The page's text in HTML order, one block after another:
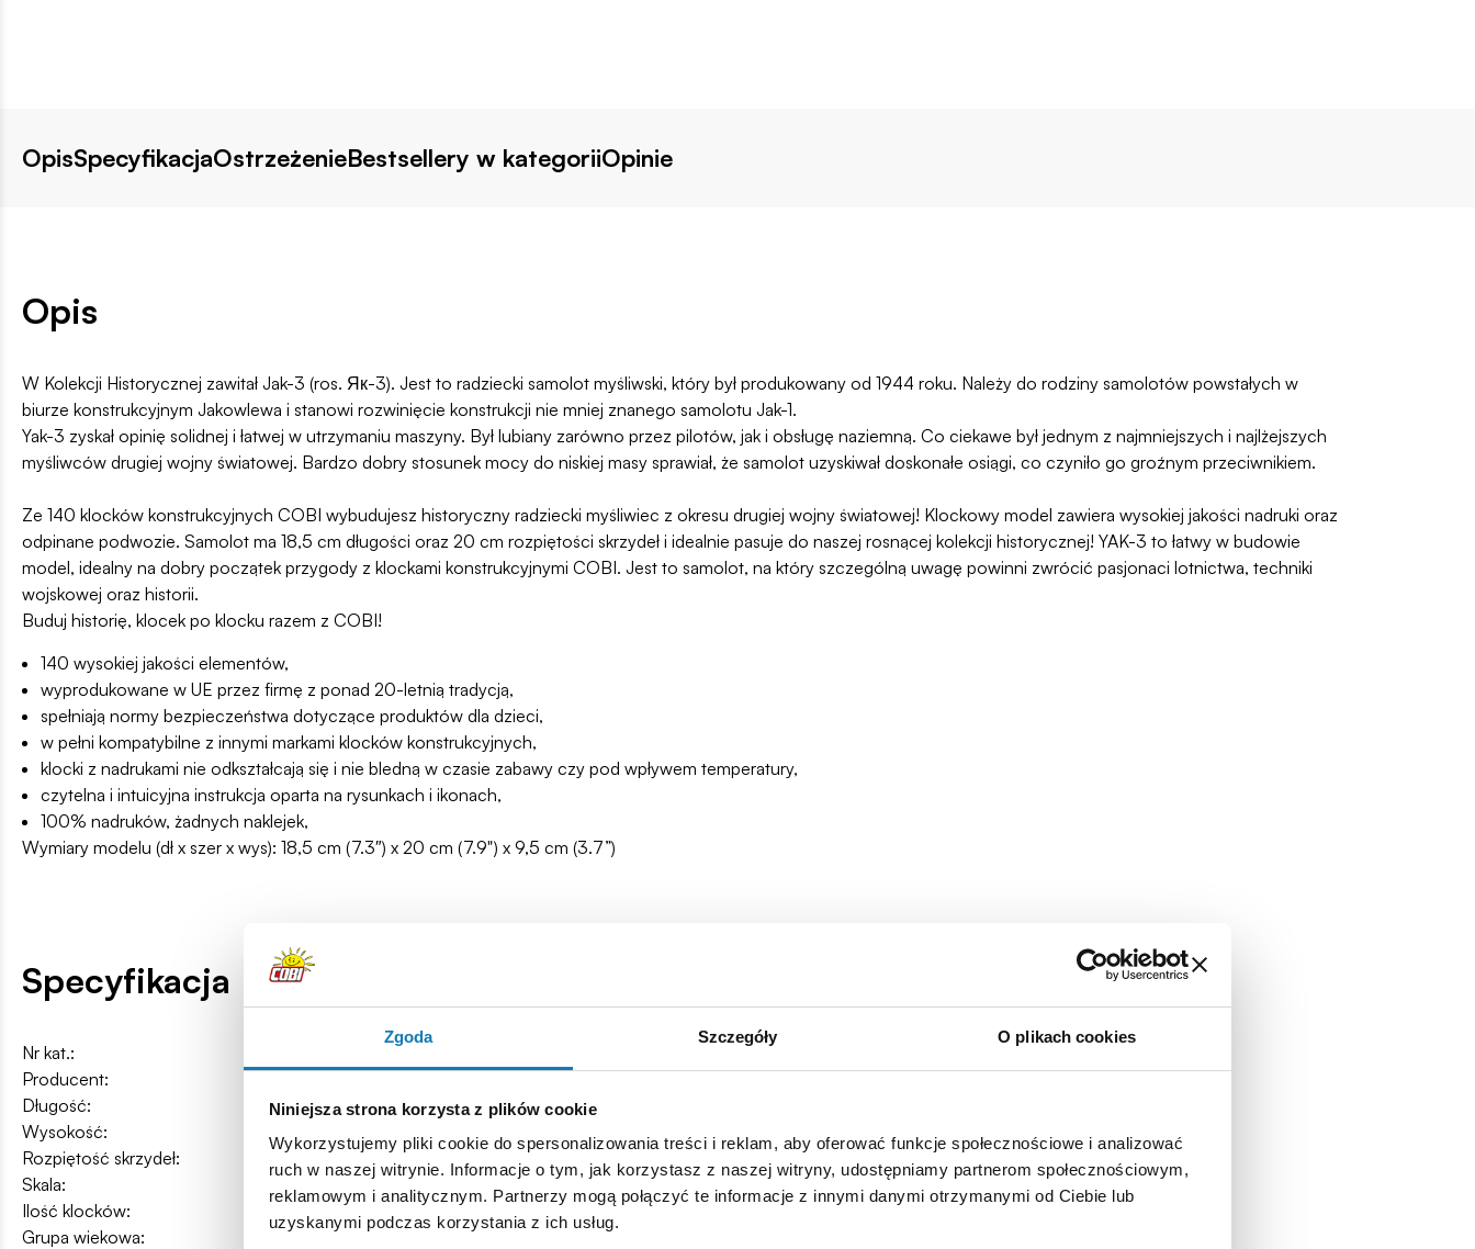
Zgoda Szczegóły O plikach cookies
Niniejsza strona korzysta z plików cookie
Wykorzystujemy pliki cookie do spersonalizowania treści i reklam, aby oferować funkcje społecznościowe i analizować
ruch w naszej witrynie. Informacje o tym, jak korzystasz z naszej witryny, udostępniamy partnerom społecznościowym,
reklamowym i analitycznym. Partnerzy mogą połączyć te informacje z innymi danymi otrzymanymi od Ciebie lub
uzyskanymi podczas korzystania z ich usług.
OpisSpecyfikacjaOstrzeżenieBestsellery w kategoriiOpinie
Opis
W Kolekcji Historycznej zawitał Jak-3 (ros. Як-3). Jest to radziecki samolot myśliwski, który był produkowany od 1944 roku. Należy do rodziny samolotów powstałych w
biurze konstrukcyjnym Jakowlewa i stanowi rozwinięcie konstrukcji nie mniej znanego samolotu Jak-1.
Yak-3 zyskał opinię solidnej i łatwej w utrzymaniu maszyny. Był lubiany zarówno przez pilotów, jak i obsługę naziemną. Co ciekawe był jednym z najmniejszych i najlżejszych
myśliwców drugiej wojny światowej. Bardzo dobry stosunek mocy do niskiej masy sprawiał, że samolot uzyskiwał doskonałe osiągi, co czyniło go groźnym przeciwnikiem.
Ze 140 klocków konstrukcyjnych COBI wybudujesz historyczny radziecki myśliwiec z okresu drugiej wojny światowej! Klockowy model zawiera wysokiej jakości nadruki oraz
odpinane podwozie. Samolot ma 18,5 cm długości oraz 20 cm rozpiętości skrzydeł i idealnie pasuje do naszej rosnącej kolekcji historycznej! YAK-3 to łatwy w budowie
model, idealny na dobry początek przygody z klockami konstrukcyjnymi COBI. Jest to samolot, na który szczególną uwagę powinni zwrócić pasjonaci lotnictwa, techniki
wojskowej oraz historii.
Buduj historię, klocek po klocku razem z COBI!
140 wysokiej jakości elementów,
wyprodukowane w UE przez firmę z ponad 20-letnią tradycją,
spełniają normy bezpieczeństwa dotyczące produktów dla dzieci,
w pełni kompatybilne z innymi markami klocków konstrukcyjnych,
klocki z nadrukami nie odkształcają się i nie bledną w czasie zabawy czy pod wpływem temperatury,
czytelna i intuicyjna instrukcja oparta na rysunkach i ikonach,
100% nadruków, żadnych naklejek,
Wymiary modelu (dł x szer x wys): 18,5 cm (7.3″) x 20 cm (7.9") x 9,5 cm (3.7”)
Specyfikacja
Nr kat.:
Producent:
Cobi Factory SA
Długość:
18,5 cm / 7.3″
Wysokość:
Rozpiętość skrzydeł:
20 cm / 7.9″
Skala:
Ilość klocków:
Grupa wiekowa:
7+